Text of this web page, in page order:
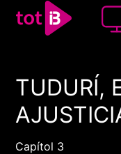
00:00
1x
TUDURÍ,
Capítol 3